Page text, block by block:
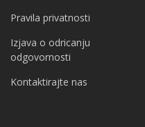
Pravila privatnosti
Izjava o odricanju
odgovornosti
Kontaktirajte nas